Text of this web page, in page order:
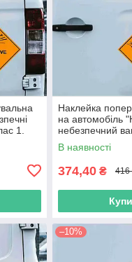
1.
Наклейка
на автомобіль
небезпечний
(1.4S)" з оракалу
В наявності
374,40 ₴ 416
–10%